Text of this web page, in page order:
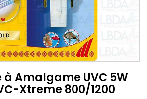
à Amalgame UVC 5W
­Xtreme 800/1200